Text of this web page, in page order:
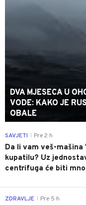
DVA MJESECA U
VODE: KAKO JE
OBALE
SAVJETI Pre 2 h
Da li vam veš-mašina
kupatilu? Uz
centrifuga će biti
ZDRAVLJE Pre 5 h